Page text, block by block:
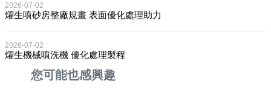
2026-07-02
燿生噴砂房整廠規畫 表面優化處理助力
2026-07-02
燿生機械噴洗機 優化處理製程
您可能也感興趣